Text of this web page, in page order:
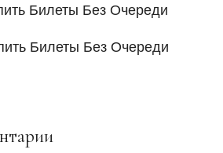
Билеты Без Очереди
Билеты Без Очереди